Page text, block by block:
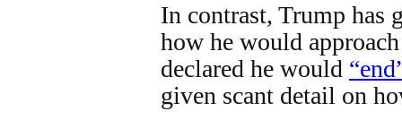
In contrast, Trump
how he would
declared he would
given scant detail on